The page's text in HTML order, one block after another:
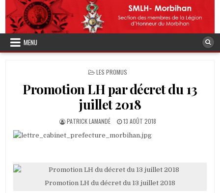
to
content
MENU
POSTED
LES PROMUS
Promotion LH par décret du 13
juillet 2018
AUTHOR:
PATRICK LAMANDÉ
PUBLISHED
13 AOÛT 2018
Promotion LH du décret du 13 juillet 2018